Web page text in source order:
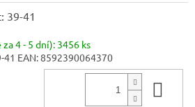
39-41
4 - 5 dní): 3456 ks
41 EAN:8592390064370